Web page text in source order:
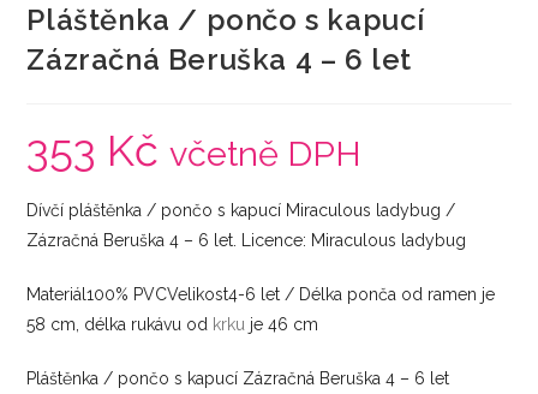
Pláštěnka / pončo s kapucí
Zázračná Beruška 4 – 6 let
353 Kč včetně DPH
Dívčí pláštěnka / pončo s kapucí Miraculous ladybug /
Zázračná Beruška 4 – 6 let. Licence: Miraculous ladybug
Materiál100% PVCVelikost4-6 let / Délka ponča od ramen je
58 cm, délka rukávu od krku je 46 cm
Pláštěnka / pončo s kapucí Zázračná Beruška 4 – 6 let